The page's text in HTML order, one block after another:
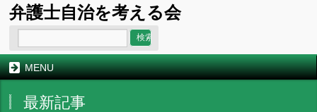
弁護士自治を考える会
MENU
最新記事